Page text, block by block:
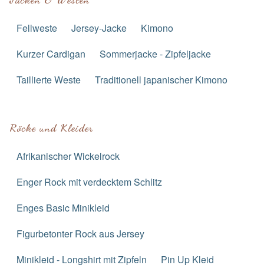
Fellweste Jersey-Jacke
Kimono
Kurzer Cardigan
Sommerjacke - Zipfeljacke
Taillierte Weste
Traditionell japanischer Kimono
Röcke und Kleider
Afrikanischer Wickelrock
Enger Rock mit verdecktem Schlitz
Enges Basic Minikleid
Figurbetonter Rock aus Jersey
Minikleid - Longshirt mit Zipfeln
Pin Up Kleid